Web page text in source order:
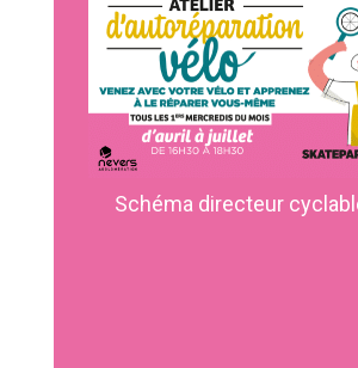
Schéma directeur